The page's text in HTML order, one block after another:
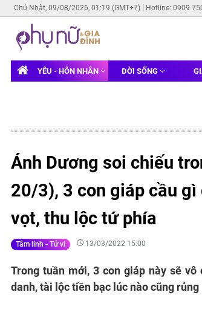
Chủ Nhật, 09/08/2026, 01:19 (GMT+7) Hotline: 0909
YÊU - HÔN NHÂN ĐỜI SỐNG
Ánh Dương soi chiếu
20/3), 3 con giáp cầu
vọt, thu lộc tứ phía
Tâm linh - Tử vi 13/03/2022 15:00
Trong tuần mới, 3 con giáp này sẽ
danh, tài lộc tiền bạc lúc nào cũng rủng